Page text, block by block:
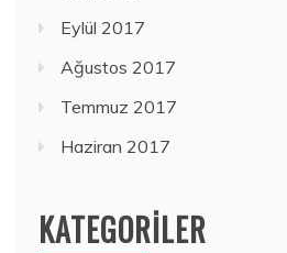
Eylül 2017
Ağustos 2017
Temmuz 2017
Haziran 2017
KATEGORILER